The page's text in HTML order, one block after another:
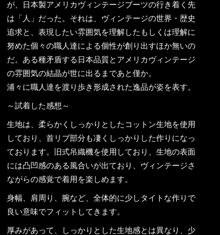
が、日本製アメリカヴィンテージブーツの行き着く先
は「人」だった。それは、ヴィンテージの世界・歴史
追求と、表現したい雰囲気を理解したもしくは理解に
努めた個々の職人達による個性が創り出すほか無いの
だ。ある種矛盾する日本品質とアメリカヴィンテージ
の雰囲気の結晶が世に出るまであと僅か。
浦々に職人達を渡り歩き形成された逸品が姿を表す。
～試着した感想～
生地は、柔らかくしっかりとしたコットン生地を使用
しており、首リブ部分も凄くしっかりした作りになっ
ております。旧式吊織機を使用しており、生地の表面
には凸凹感のある風合いが出ており、ヴィンテージさ
ながらの感覚で着用を楽しめます。
身幅、肩周り、腕など、全体的に少しタイトな作りで
良い意味でフィットしてきます。
厚みがあって、しっかりとした生地感とは異なり、少